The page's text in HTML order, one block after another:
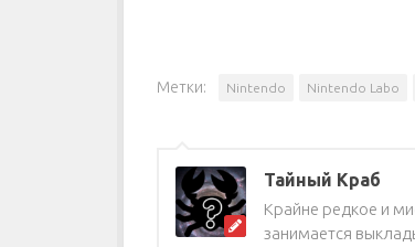
Метки: Nintendo Nintendo Labo
Тайный Краб
Крайне редкое и
занимается